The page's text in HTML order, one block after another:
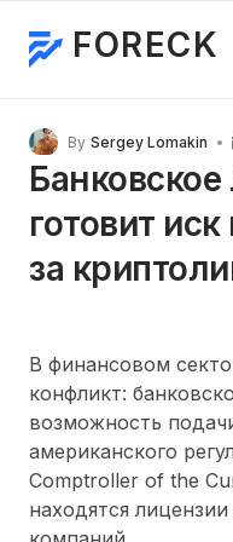
FORECK
By Sergey Lomakin
готовит
за
В финансовом
конфликт:
возможность
американского
Comptroller of the
находятся